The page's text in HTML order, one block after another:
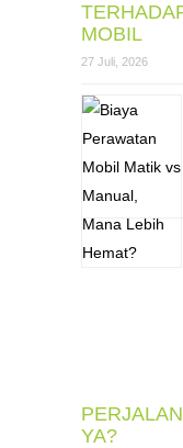
MOBIL
27 Juli, 2026
YA?